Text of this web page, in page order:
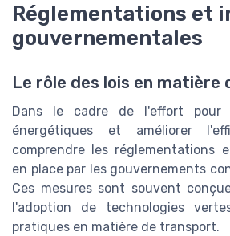
Réglementations et
gouvernementales
Le rôle des lois en matière
Dans le cadre de l'effort pour
énergétiques et améliorer
comprendre les réglementations
en place par les gouvernements
Ces mesures sont souvent
l'adoption de technologies
pratiques en matière de transport.